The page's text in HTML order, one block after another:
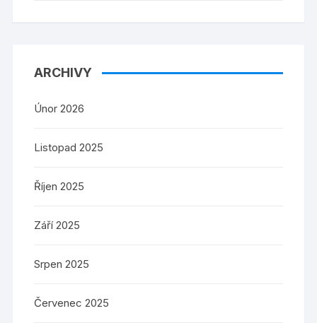
ARCHIVY
Únor 2026
Listopad 2025
Říjen 2025
Září 2025
Srpen 2025
Červenec 2025